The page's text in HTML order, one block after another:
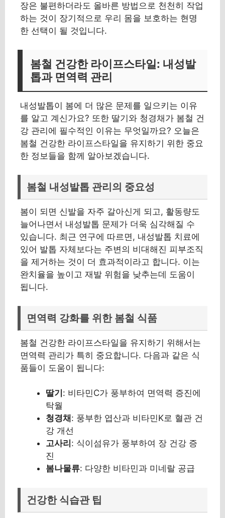
장은 불편하더라도 올바른 방법으로 천천히 작업
하는 것이 장기적으로 우리 몸을 보호하는 현명
한 선택이 될 것입니다.
봄철 건강한 라이프스타일: 내성발
톱과 면역력 관리
내성발톱이 봄에 더 많은 문제를 일으키는 이유
를 알고 계신가요? 또한 딸기와 청경채가 봄철 건
강 관리에 필수적인 이유는 무엇일까요? 오늘은
봄철 건강한 라이프스타일을 유지하기 위한 중요
한 정보들을 함께 알아보겠습니다.
봄철 내성발톱 관리의 중요성
봄이 되면 신발을 자주 갈아신게 되고, 활동량도
늘어나면서 내성발톱 문제가 더욱 심각해질 수
있습니다. 최근 연구에 따르면, 내성발톱 치료에
있어 발톱 자체보다는 주변의 비대해진 피부조직
을 제거하는 것이 더 효과적이라고 합니다. 이는
완치율을 높이고 재발 위험을 낮추는데 도움이
됩니다.
면역력 강화를 위한 봄철 식품
봄철 건강한 라이프스타일을 유지하기 위해서는
면역력 관리가 특히 중요합니다. 다음과 같은 식
품들이 도움이 됩니다:
딸기 : 비타민C가 풍부하여 면역력 증진에
탁월
청경채 : 풍부한 엽산과 비타민K로 혈관 건
강 개선
고사리 : 식이섬유가 풍부하여 장 건강 증
진
봄나물류: 다양한 비타민과 미네랄 공급
건강한 식습관 팁